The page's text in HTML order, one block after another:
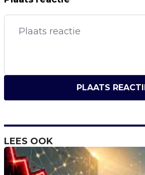
PLAATS
LEES OOK